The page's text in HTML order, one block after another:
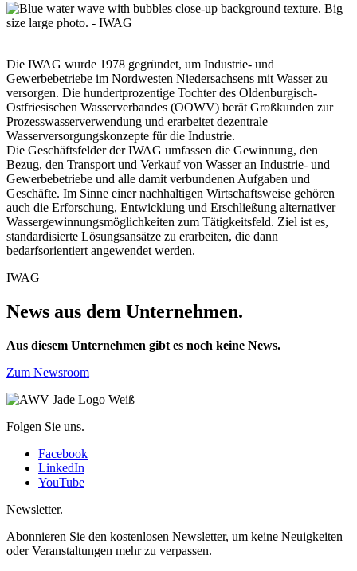
Die IWAG wurde 1978 gegründet, um Industrie- und
Gewerbebetriebe im Nordwesten Niedersachsens mit Wasser zu
versorgen. Die hundertprozentige Tochter des Oldenburgisch-
Ostfriesischen Wasserverbandes (OOWV) berät Großkunden zur
Prozesswasserverwendung und erarbeitet dezentrale
Wasserversorgungskonzepte für die Industrie.
Die Geschäftsfelder der IWAG umfassen die Gewinnung, den
Bezug, den Transport und Verkauf von Wasser an Industrie- und
Gewerbebetriebe und alle damit verbundenen Aufgaben und
Geschäfte. Im Sinne einer nachhaltigen Wirtschaftsweise gehören
auch die Erforschung, Entwicklung und Erschließung alternativer
Wassergewinnungsmöglichkeiten zum Tätigkeitsfeld. Ziel ist es,
standardisierte Lösungsansätze zu erarbeiten, die dann
bedarfsorientiert angewendet werden.
IWAG
News aus dem Unternehmen.
Aus diesem Unternehmen gibt es noch keine News.
Zum Newsroom
Folgen Sie uns.
Facebook
LinkedIn
YouTube
Newsletter.
Abonnieren Sie den kostenlosen Newsletter, um keine Neuigkeiten
oder Veranstaltungen mehr zu verpassen.